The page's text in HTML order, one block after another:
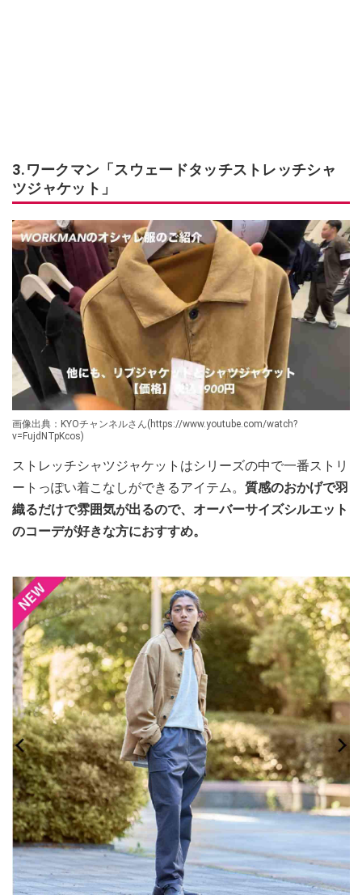
3.ワークマン「スウェードタッチストレッチシャ
ツジャケット」
画像出典：KYOチャンネルさん(https://www.youtube.com/watch?
v=FujdNTpKcos)
ストレッチシャツジャケットはシリーズの中で一番ストリ
ートっぽい着こなしができるアイテム。 質感のおかげで羽
織るだけで雰囲気が出るので、オーバーサイズシルエット
のコーデが好きな方におすすめ。